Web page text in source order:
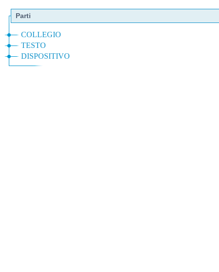
Parti
COLLEGIO
TESTO
DISPOSITIVO